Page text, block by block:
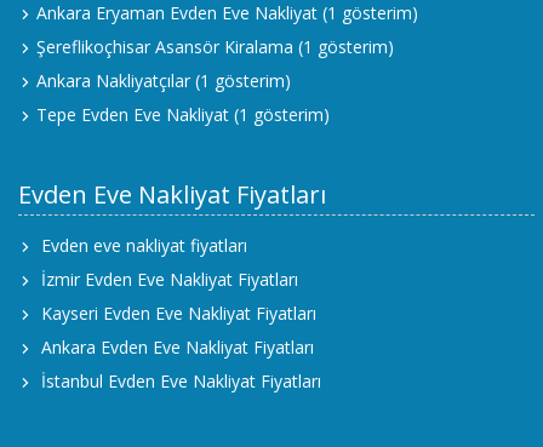
Ankara Eryaman Evden Eve Nakliyat (1 gösterim)
Şereflikoçhisar Asansör Kiralama (1 gösterim)
Ankara Nakliyatçılar (1 gösterim)
Tepe Evden Eve Nakliyat (1 gösterim)
Evden Eve Nakliyat Fiyatları
Evden eve nakliyat fiyatları
İzmir Evden Eve Nakliyat Fiyatları
Kayseri Evden Eve Nakliyat Fiyatları
Ankara Evden Eve Nakliyat Fiyatları
İstanbul Evden Eve Nakliyat Fiyatları